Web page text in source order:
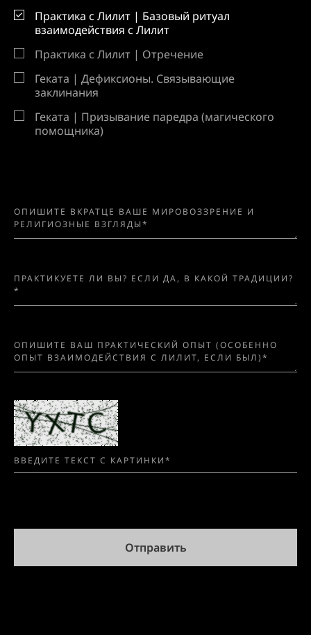
Практика с Лилит | Базовый ритуал
взаимодействия с Лилит
Практика с Лилит | Отречение
Геката | Дефиксионы. Связывающие
заклинания
Геката | Призывание паредра (магического
помощника)
Отправить